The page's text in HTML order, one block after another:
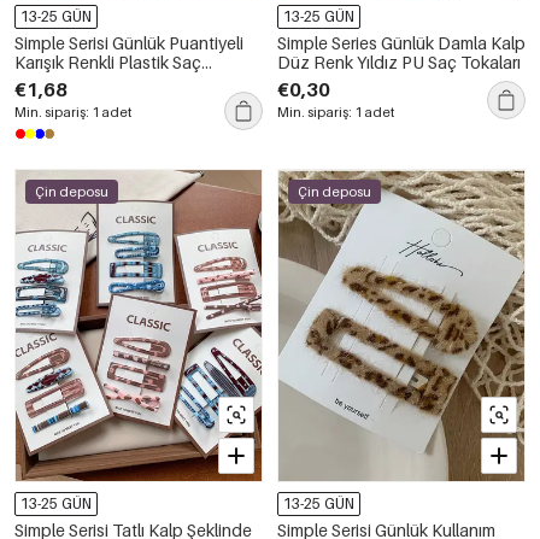
13-25 GÜN
Simple Serisi Günlük Puantiyeli
Karışık Renkli Plastik Saç
Tokaları
€1,68
Min. sipariş: 1 adet
13-25 GÜN
Simple Series Günlük Damla Kalp
Düz Renk Yıldız PU Saç Tokaları
€0,30
Min. sipariş: 1 adet
Çin deposu
13-25 GÜN
Simple Serisi Tatlı Kalp Şeklinde
Çin deposu
13-25 GÜN
Simple Serisi Günlük Kullanım